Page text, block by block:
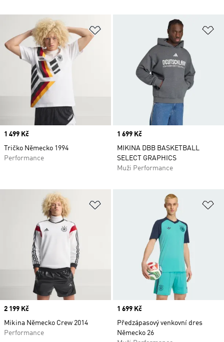
Přidat do seznamu přání
Price
1 499 Kč
Tričko Německo 1994
Performance
Price
1 699 Kč
MIKINA DBB BASKETBALL
SELECT GRAPHICS
Muži Performance
Přidat do seznamu přání
Price
2 199 Kč
Mikina Německo Crew 2014
Performance
Price
1 699 Kč
Předzápasový venkovní dres
Německo 26